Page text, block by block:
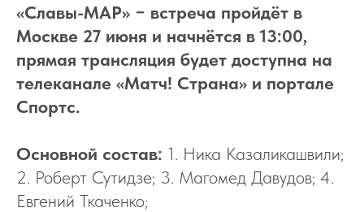
«Славы-МАР» − встреча пройдёт в
Москве 27 июня и начнётся в 13:00,
прямая трансляция будет доступна на
телеканале «Матч! Страна» и портале
Спортс.
Основной состав: 1. Ника Казаликашвили;
2. Роберт Сутидзе; 3. Магомед Давудов; 4.
Евгений Ткаченко;